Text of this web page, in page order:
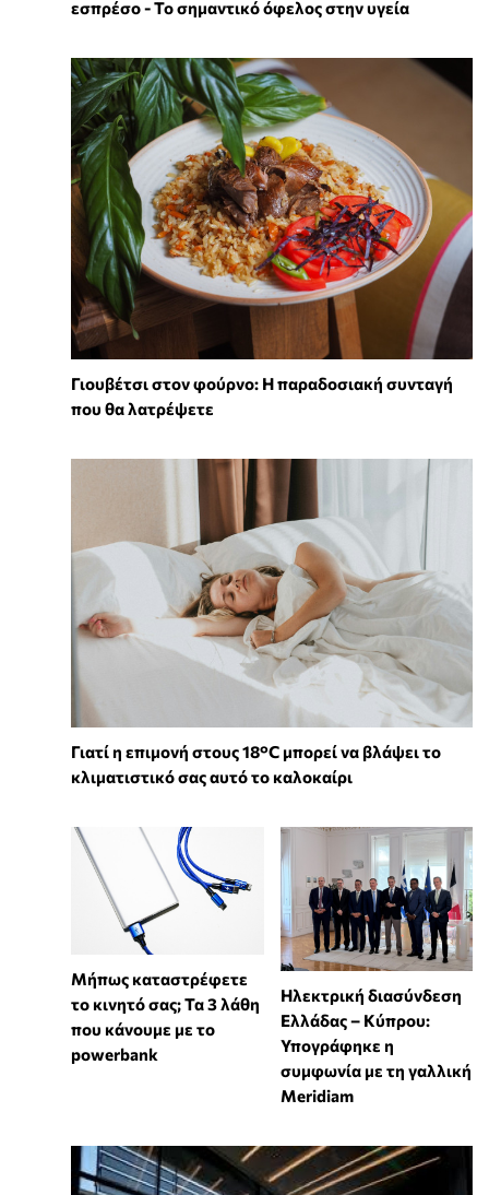
εσπρέσο - Το σημαντικό όφελος στην υγεία
Γιουβέτσι στον φούρνο: Η παραδοσιακή συνταγή
που θα λατρέψετε
Γιατί η επιμονή στους 18°C μπορεί να βλάψει το
κλιματιστικό σας αυτό το καλοκαίρι
Μήπως καταστρέφετε
το κινητό σας; Τα 3 λάθη
που κάνουμε με το
powerbank
Ηλεκτρική διασύνδεση
Ελλάδας – Κύπρου:
Υπογράφηκε η
συμφωνία με τη γαλλική
Meridiam